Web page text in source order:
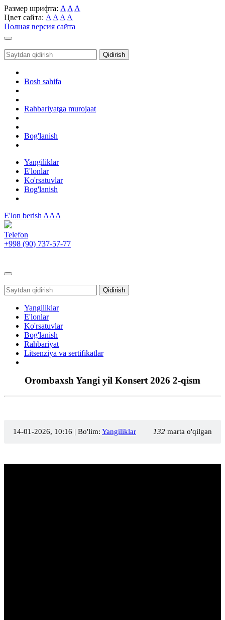
Размер шрифта: A A A
Цвет сайта: A A A A
Полная версия сайта
Toggle
navigation
Qidirish
Bosh sahifa
Rahbariyatga murojaat
Bog'lanish
Yangiliklar
E'lonlar
Ko'rsatuvlar
Bog'lanish
E'lon berish AAA
Telefon
+998 (90) 737-57-77
Toggle
navigation
Qidirish
Yangiliklar
E'lonlar
Ko'rsatuvlar
Bog'lanish
Rahbariyat
Litsenziya va sertifikatlar
Orombaxsh Yangi yil Konsert 2026 2-qism
14-01-2026, 10:16 132 marta o'qilgan
| Bo'lim: Yangiliklar